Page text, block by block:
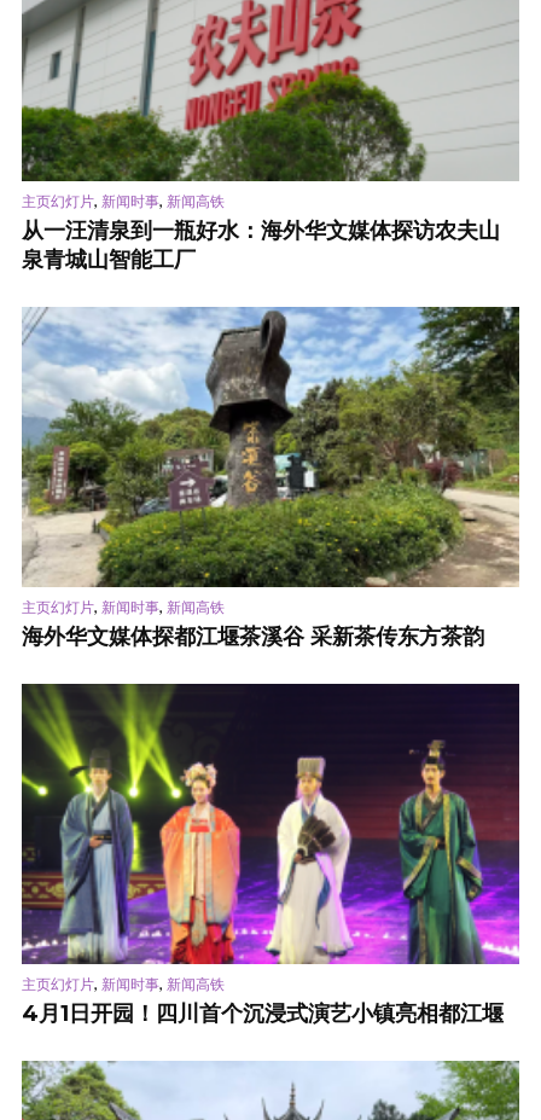
主页幻灯片, 新闻时事, 新闻高铁
从一汪清泉到一瓶好水：海外华文媒体探访农夫山
泉青城山智能工厂
主页幻灯片, 新闻时事, 新闻高铁
海外华文媒体探都江堰茶溪谷 采新茶传东方茶韵
主页幻灯片, 新闻时事, 新闻高铁
4月1日开园！四川首个沉浸式演艺小镇亮相都江堰